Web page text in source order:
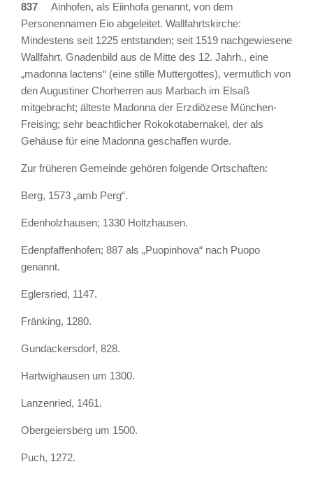
837 Ainhofen, als Eiinhofa genannt, von dem
Personennamen Eio abgeleitet. Wallfahrtskirche:
Mindestens seit 1225 entstanden; seit 1519 nachgewiesene
Wallfahrt. Gnadenbild aus de Mitte des 12. Jahrh., eine
„madonna lactens“ (eine stille Muttergottes), vermutlich von
den Augustiner Chorherren aus Marbach im Elsaß
mitgebracht; älteste Madonna der Erzdiözese München-
Freising; sehr beachtlicher Rokokotabernakel, der als
Gehäuse für eine Madonna geschaffen wurde.
Zur früheren Gemeinde gehören folgende Ortschaften:
Berg, 1573 „amb Perg“.
Edenholzhausen; 1330 Holtzhausen.
Edenpfaffenhofen; 887 als „Puopinhova“ nach Puopo
genannt.
Eglersried, 1147.
Fränking, 1280.
Gundackersdorf, 828.
Hartwighausen um 1300.
Lanzenried, 1461.
Obergeiersberg um 1500.
Puch, 1272.